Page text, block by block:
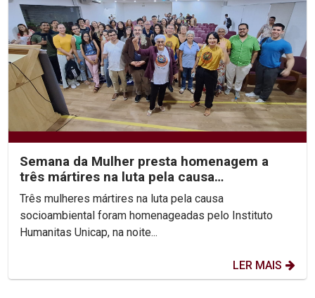
Semana da Mulher presta homenagem a
três mártires na luta pela causa
socioambiental
Três mulheres mártires na luta pela causa
socioambiental foram homenageadas pelo Instituto
Humanitas Unicap, na noite...
LER MAIS